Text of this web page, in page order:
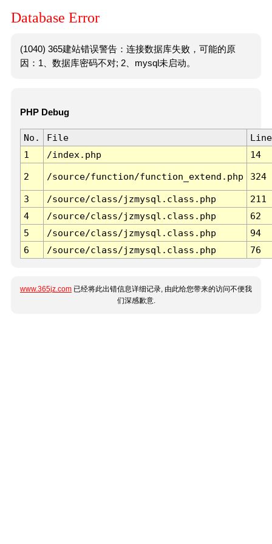
Database Error
(1040) 365建站错误警告：连接数据库失败，可能的原
因：1、数据库密码不对; 2、mysql未启动。
PHP Debug
No. File
Line
1
/index.php 14
2 /source/function/function_extend.php 324
3 /source/class/jzmysql.class.php
211
4
/source/class/jzmysql.class.php
62
5
/source/class/jzmysql.class.php
94
6
/source/class/jzmysql.class.php 76
www.365jz.com 已经将此出错信息详细记录, 由此给您带来的访问不便我
们深感歉意.